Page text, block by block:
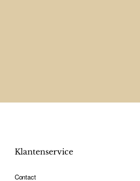
Klantenservice
Contact